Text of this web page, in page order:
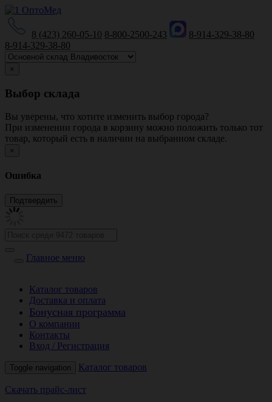
8 (423) 260-05-10 8-800-2500-243
8-914-329-38-80
8-914-329-38-80
×
Выбор склада
Вы уверены, что хотите изменить выбор города?
При изменении города в корзину можно положить только тот
товар, который есть в наличии на выбранном складе.
×
Ошибка
Главное меню
Каталог товаров
Доставка и оплата
Бонусная программа
О компании
Контакты
Вход / Регистрация
Toggle navigation Каталог товаров
Скачать прайс-лист